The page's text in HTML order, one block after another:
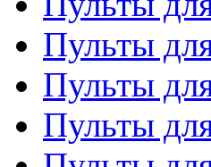
Пульты
Пульты
Пульты